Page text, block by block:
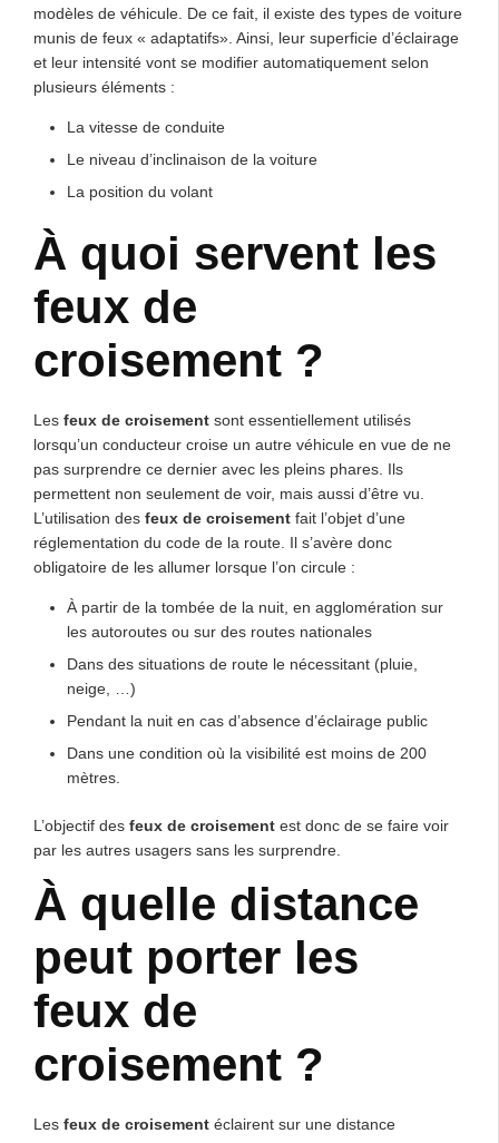
modèles de véhicule. De ce fait, il existe des types de voiture
munis de feux « adaptatifs». Ainsi, leur superficie d’éclairage
et leur intensité vont se modifier automatiquement selon
plusieurs éléments :
La vitesse de conduite
Le niveau d’inclinaison de la voiture
La position du volant
À quoi servent les
feux de
croisement ?
Les feux de croisement sont essentiellement utilisés
lorsqu’un conducteur croise un autre véhicule en vue de ne
pas surprendre ce dernier avec les pleins phares. Ils
permettent non seulement de voir, mais aussi d’être vu.
L’utilisation des feux de croisement fait l’objet d’une
réglementation du code de la route. Il s’avère donc
obligatoire de les allumer lorsque l’on circule :
À partir de la tombée de la nuit, en agglomération sur
les autoroutes ou sur des routes nationales
Dans des situations de route le nécessitant (pluie,
neige, …)
Pendant la nuit en cas d’absence d’éclairage public
Dans une condition où la visibilité est moins de 200
mètres.
L’objectif des feux de croisement est donc de se faire voir
par les autres usagers sans les surprendre.
À quelle distance
peut porter les
feux de
croisement ?
Les feux de croisement éclairent sur une distance